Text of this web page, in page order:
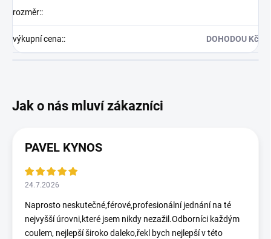
rozměr::
výkupní cena:: DOHODOU Kč
PAVEL KYNOS
24.7.2026
Naprosto neskutečné,férové,profesionální jednání na té
nejvyšší úrovni,které jsem nikdy nezažil.Odborníci každým
coulem, nejlepší široko daleko,řekl bych nejlepší v této